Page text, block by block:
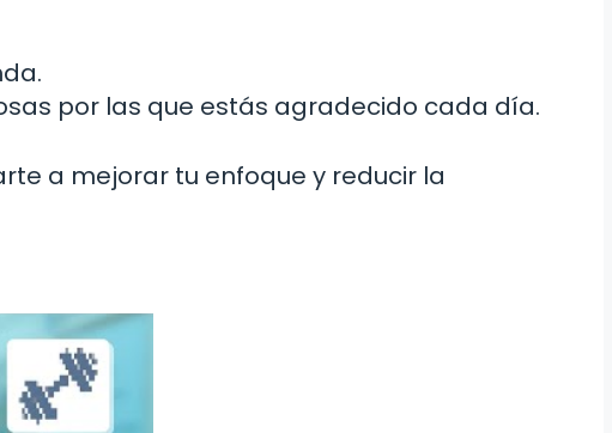
por las que estás agradecido cada día.
a mejorar tu enfoque y reducir la